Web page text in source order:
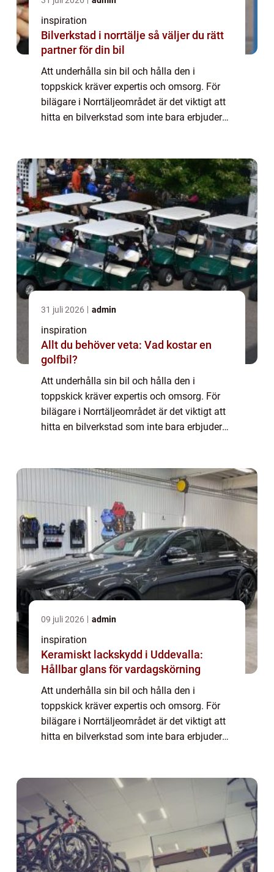
inspiration
Bilverkstad i norrtälje så väljer du rätt
partner för din bil
Att underhålla sin bil och hålla den i
toppskick kräver expertis och omsorg. För
bilägare i Norrtäljeområdet är det viktigt att
hitta en bilverkstad som inte bara erbjuder
31 juli 2026 admin
inspiration
Allt du behöver veta: Vad kostar en
golfbil?
Att underhålla sin bil och hålla den i
toppskick kräver expertis och omsorg. För
bilägare i Norrtäljeområdet är det viktigt att
hitta en bilverkstad som inte bara erbjuder
09 juli 2026 admin
inspiration
Keramiskt lackskydd i Uddevalla:
Hållbar glans för vardagskörning
Att underhålla sin bil och hålla den i
toppskick kräver expertis och omsorg. För
bilägare i Norrtäljeområdet är det viktigt att
hitta en bilverkstad som inte bara erbjuder